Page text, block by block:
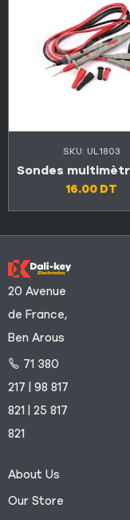
SKU: UL1803
16.00 DT
20 Avenue
de France,
Ben Arous
71 380
217 | 98 817
821 | 25 817
821
About Us
Our Store